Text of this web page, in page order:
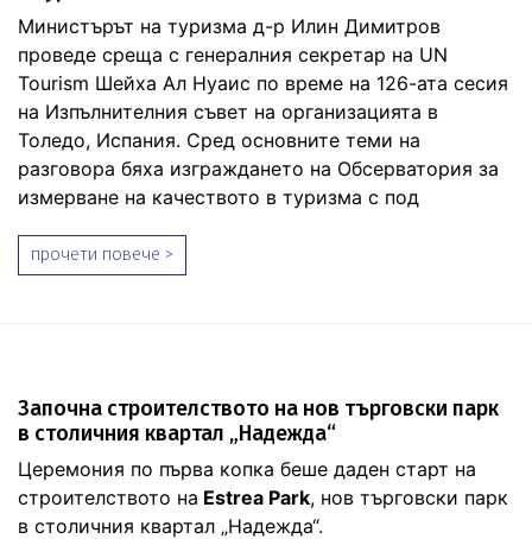
Министърът на туризма д-р Илин Димитров
проведе среща с генералния секретар на UN
Tourism Шейха Ал Нуаис по време на 126-ата сесия
на Изпълнителния съвет на организацията в
Толедо, Испания. Сред основните теми на
разговора бяха изграждането на Обсерватория за
измерване на качеството в туризма с под
прочети повече >
Започна строителството на нов търговски парк
в столичния квартал „Надежда“
Церемония по първа копка беше даден старт на
строителството на Estrea Park, нов търговски парк
в столичния квартал „Надежда“.